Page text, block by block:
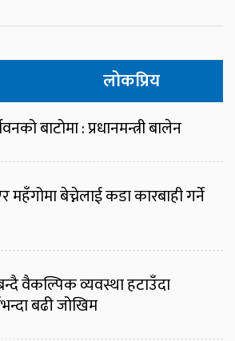
लोकप्रिय
बाटोमा : प्रधानमन्त्री बालेन
बेच्नेलाई कडा कारबाही गर्ने
वैकल्पिक व्यवस्था हटाउँदा
बढी जोखिम